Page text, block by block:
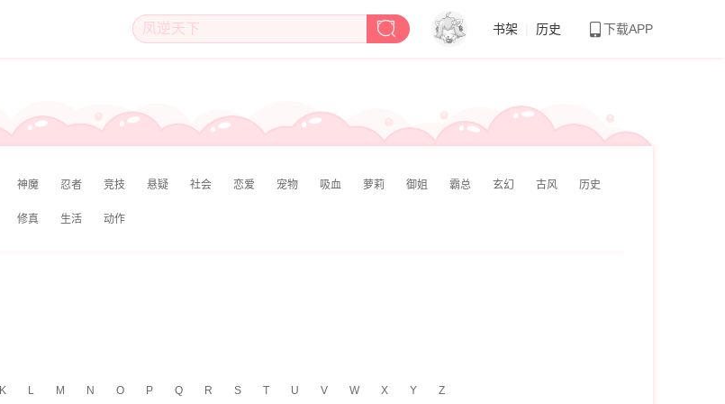
书架 历史 下载APP
神魔 忍者 竞技 悬疑 社会 恋爱 宠物 吸血 萝莉 御姐 霸总 玄幻 古风 历史
修真 生活 动作
K L M N O P Q R S T U V W X Y Z